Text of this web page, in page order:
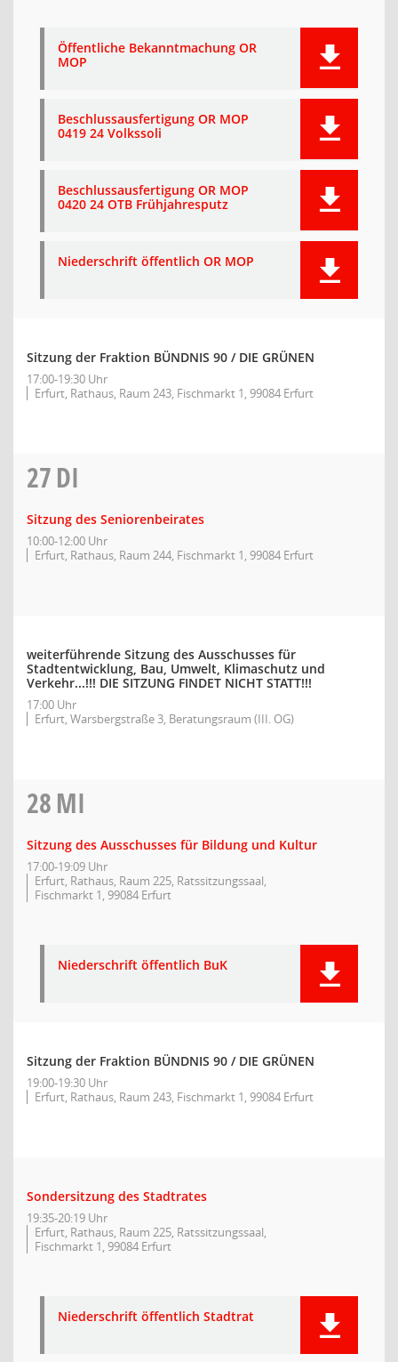
Öffentliche Bekanntmachung OR
MOP
Beschlussausfertigung OR MOP
0419 24 Volkssoli
Beschlussausfertigung OR MOP
0420 24 OTB Frühjahresputz
Niederschrift öffentlich OR MOP
Sitzung der Fraktion BÜNDNIS 90 / DIE GRÜNEN
17:00-19:30 Uhr
Erfurt, Rathaus, Raum 243, Fischmarkt 1, 99084 Erfurt
27DI
Sitzung des Seniorenbeirates
10:00-12:00 Uhr
Erfurt, Rathaus, Raum 244, Fischmarkt 1, 99084 Erfurt
weiterführende Sitzung des Ausschusses für
Stadtentwicklung, Bau, Umwelt, Klimaschutz und
Verkehr...!!! DIE SITZUNG FINDET NICHT STATT!!!
17:00 Uhr
Erfurt, Warsbergstraße 3, Beratungsraum (III. OG)
28MI
Sitzung des Ausschusses für Bildung und Kultur
17:00-19:09 Uhr
Erfurt, Rathaus, Raum 225, Ratssitzungssaal,
Fischmarkt 1, 99084 Erfurt
Niederschrift öffentlich BuK
Sitzung der Fraktion BÜNDNIS 90 / DIE GRÜNEN
19:00-19:30 Uhr
Erfurt, Rathaus, Raum 243, Fischmarkt 1, 99084 Erfurt
Sondersitzung des Stadtrates
19:35-20:19 Uhr
Erfurt, Rathaus, Raum 225, Ratssitzungssaal,
Fischmarkt 1, 99084 Erfurt
Niederschrift öffentlich Stadtrat